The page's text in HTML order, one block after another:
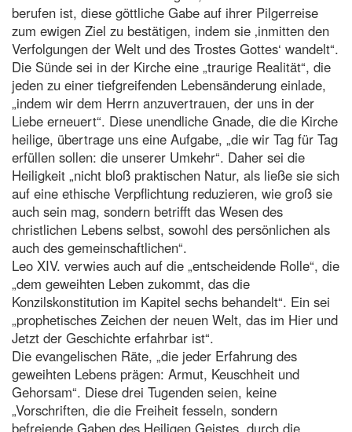
berufen ist, diese göttliche Gabe auf ihrer Pilgerreise
zum ewigen Ziel zu bestätigen, indem sie ‚inmitten den
Verfolgungen der Welt und des Trostes Gottes‘ wandelt“.
Die Sünde sei in der Kirche eine „traurige Realität“, die
jeden zu einer tiefgreifenden Lebensänderung einlade,
„indem wir dem Herrn anzuvertrauen, der uns in der
Liebe erneuert“. Diese unendliche Gnade, die die Kirche
heilige, übertrage uns eine Aufgabe, „die wir Tag für Tag
erfüllen sollen: die unserer Umkehr“. Daher sei die
Heiligkeit „nicht bloß praktischen Natur, als ließe sie sich
auf eine ethische Verpflichtung reduzieren, wie groß sie
auch sein mag, sondern betrifft das Wesen des
christlichen Lebens selbst, sowohl des persönlichen als
auch des gemeinschaftlichen“.
Leo XIV. verwies auch auf die „entscheidende Rolle“, die
„dem geweihten Leben zukommt, das die
Konzilskonstitution im Kapitel sechs behandelt“. Ein sei
„prophetisches Zeichen der neuen Welt, das im Hier und
Jetzt der Geschichte erfahrbar ist“.
Die evangelischen Räte, „die jeder Erfahrung des
geweihten Lebens prägen: Armut, Keuschheit und
Gehorsam“. Diese drei Tugenden seien, keine
„Vorschriften, die die Freiheit fesseln, sondern
befreiende Gaben des Heiligen Geistes, durch die